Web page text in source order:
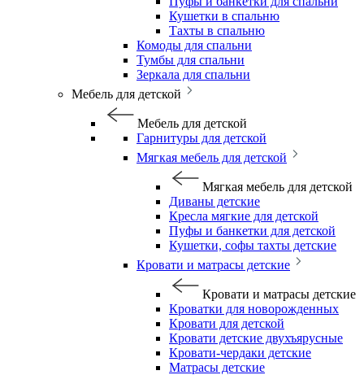
Кушетки в спальню
Тахты в спальню
Комоды для спальни
Тумбы для спальни
Зеркала для спальни
Мебель для детской
Мебель для детской
Гарнитуры для детской
Мягкая мебель для детской
Мягкая мебель для детской
Диваны детские
Кресла мягкие для детской
Пуфы и банкетки для детской
Кушетки, софы тахты детские
Кровати и матрасы детские
Кровати и матрасы детские
Кроватки для новорожденных
Кровати для детской
Кровати детские двухъярусные
Кровати-чердаки детские
Матрасы детские